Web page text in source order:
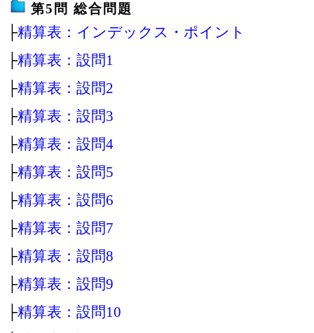
第5問 総合問題
├精算表：インデックス・ポイント
├精算表：設問1
├精算表：設問2
├精算表：設問3
├精算表：設問4
├精算表：設問5
├精算表：設問6
├精算表：設問7
├精算表：設問8
├精算表：設問9
├精算表：設問10